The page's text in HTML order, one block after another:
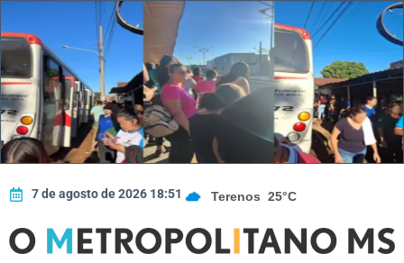
7 de agosto de 2026 18:51 Terenos 25°C